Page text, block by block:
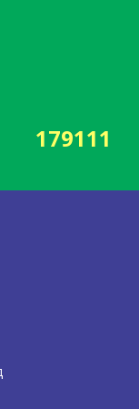
179111